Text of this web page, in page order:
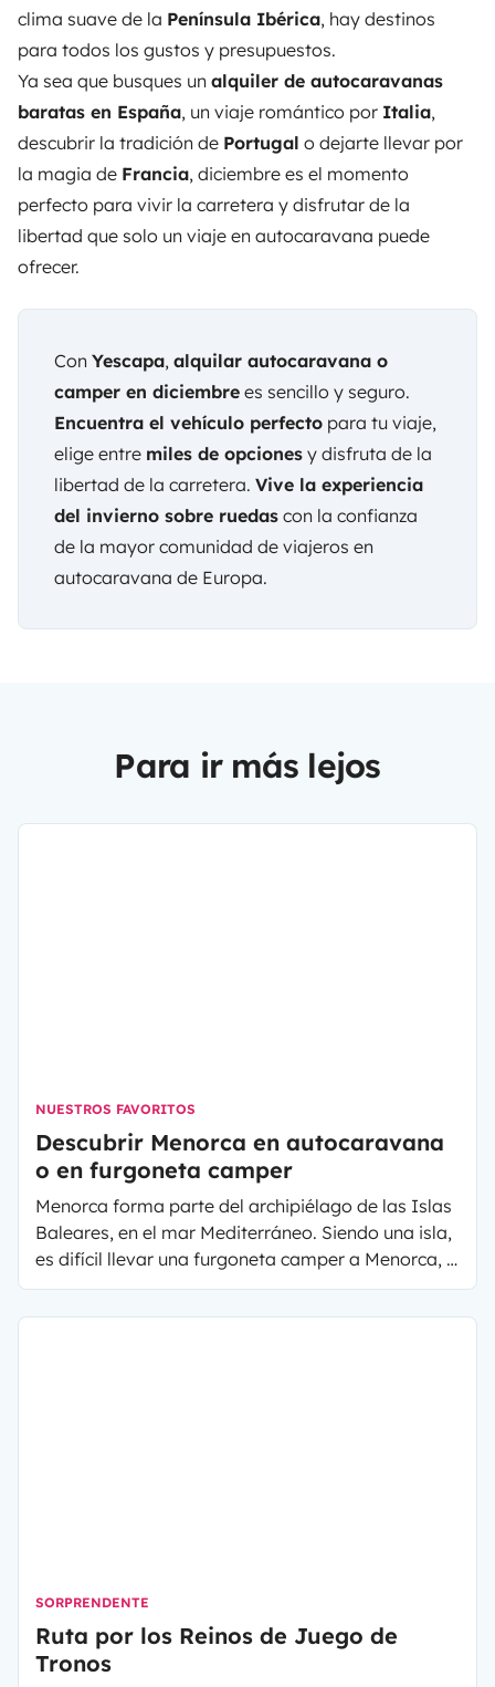
clima suave de la Península Ibérica, hay destinos
para todos los gustos y presupuestos.
Ya sea que busques un alquiler de autocaravanas
baratas en España, un viaje romántico por Italia,
descubrir la tradición de Portugal o dejarte llevar por
la magia de Francia, diciembre es el momento
perfecto para vivir la carretera y disfrutar de la
libertad que solo un viaje en autocaravana puede
ofrecer.
Con Yescapa, alquilar autocaravana o
camper en diciembre es sencillo y seguro.
Encuentra el vehículo perfecto para tu viaje,
elige entre miles de opciones y disfruta de la
libertad de la carretera. Vive la experiencia
del invierno sobre ruedas con la confianza
de la mayor comunidad de viajeros en
autocaravana de Europa.
Para ir más lejos
NUESTROS FAVORITOS
Descubrir Menorca en autocaravana
o en furgoneta camper
Menorca forma parte del archipiélago de las Islas
Baleares, en el mar Mediterráneo. Siendo una isla,
es difícil llevar una furgoneta camper a Menorca, y
tomar un ferry hacia Menorca con una
SORPRENDENTE
Ruta por los Reinos de Juego de
Tronos